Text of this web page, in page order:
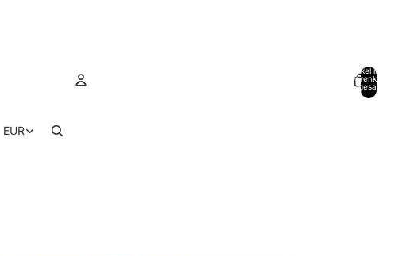
EUR
Artikel im
Warenkorb
insgesamt: